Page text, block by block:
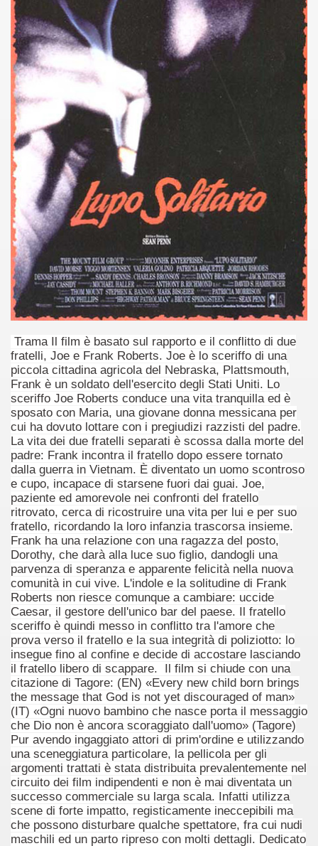
Trama Il film è basato sul rapporto e il conflitto di due
fratelli, Joe e Frank Roberts. Joe è lo sceriffo di una
piccola cittadina agricola del Nebraska, Plattsmouth,
Frank è un soldato dell'esercito degli Stati Uniti. Lo
sceriffo Joe Roberts conduce una vita tranquilla ed è
sposato con Maria, una giovane donna messicana per
cui ha dovuto lottare con i pregiudizi razzisti del padre.
La vita dei due fratelli separati è scossa dalla morte del
padre: Frank incontra il fratello dopo essere tornato
dalla guerra in Vietnam. È diventato un uomo scontroso
e cupo, incapace di starsene fuori dai guai. Joe,
paziente ed amorevole nei confronti del fratello
ritrovato, cerca di ricostruire una vita per lui e per suo
fratello, ricordando la loro infanzia trascorsa insieme.
Frank ha una relazione con una ragazza del posto,
Dorothy, che darà alla luce suo figlio, dandogli una
parvenza di speranza e apparente felicità nella nuova
comunità in cui vive. L'indole e la solitudine di Frank
Roberts non riesce comunque a cambiare: uccide
Caesar, il gestore dell'unico bar del paese. Il fratello
sceriffo è quindi messo in conflitto tra l'amore che
prova verso il fratello e la sua integrità di poliziotto: lo
insegue fino al confine e decide di accostare lasciando
il fratello libero di scappare.
Il film si chiude con una
citazione di Tagore: (EN) «Every new child born brings
the message that God is not yet discouraged of man»
(IT) «Ogni nuovo bambino che nasce porta il messaggio
che Dio non è ancora scoraggiato dall'uomo» (Tagore)
Pur avendo ingaggiato attori di prim'ordine e utilizzando
una sceneggiatura particolare, la pellicola per gli
argomenti trattati è stata distribuita prevalentemente nel
circuito dei film indipendenti e non è mai diventata un
successo commerciale su larga scala. Infatti utilizza
scene di forte impatto, registicamente ineccepibili ma
che possono disturbare qualche spettatore, fra cui nudi
maschili ed un parto ripreso con molti dettagli. Dedicato
Se Ti Piacciono nel mese di Aprile 2013.
di quella che dovrebbe essere la quadrilogia di Carlos
lingue, le sue opere hanno conquistato milioni di
di vendite, Il cacciatore di aquiloni.
di Jeffery Deaver dedicato al criminologo tetraplegico
atipico, un viaggio interiore di Isabel Allende
di maggior successo al mondo.
psicopatico assoldato dal potere per poter incastrare
risiede quasi esclusivamente nella sua enorme
Se Ti Piacciono nel mese di Maggio 2013.
minacce e la vita sotto scorta.
e nel sogno di dominio della camorra.
40 milioni di insetti appositamente allevati.
nella cultura contemporanea.
Dark Secret – Rhapsody of Fire.
Se Ti Piacciono nel mese di Luglio 2013.
e suspense a cui fa da sfondo il retroscena della
e suspense a cui fa da sfondo il retroscena della
Se Ti Piacciono nel mese di Settembre 2013.
Se Ti Piacciono nel mese di Dicembre 2013.
Scorsese
mondo migliore.
David Lynch
classico